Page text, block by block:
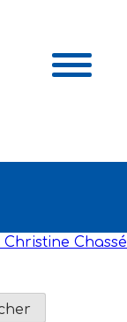
Christine Chassé